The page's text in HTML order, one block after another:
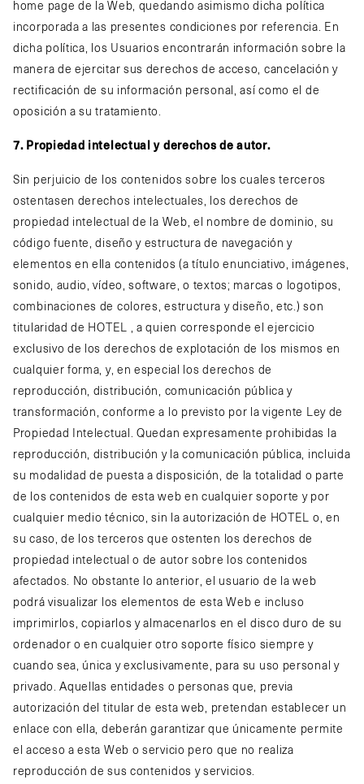
home page de la Web, quedando asimismo dicha política
incorporada a las presentes condiciones por referencia. En
dicha política, los Usuarios encontrarán información sobre la
manera de ejercitar sus derechos de acceso, cancelación y
rectificación de su información personal, así como el de
oposición a su tratamiento.
7. Propiedad intelectual y derechos de autor.
Sin perjuicio de los contenidos sobre los cuales terceros
ostentasen derechos intelectuales, los derechos de
propiedad intelectual de la Web, el nombre de dominio, su
código fuente, diseño y estructura de navegación y
elementos en ella contenidos (a título enunciativo, imágenes,
sonido, audio, vídeo, software, o textos; marcas o logotipos,
combinaciones de colores, estructura y diseño, etc.) son
titularidad de HOTEL , a quien corresponde el ejercicio
exclusivo de los derechos de explotación de los mismos en
cualquier forma, y, en especial los derechos de
reproducción, distribución, comunicación pública y
transformación, conforme a lo previsto por la vigente Ley de
Propiedad Intelectual. Quedan expresamente prohibidas la
reproducción, distribución y la comunicación pública, incluida
su modalidad de puesta a disposición, de la totalidad o parte
de los contenidos de esta web en cualquier soporte y por
cualquier medio técnico, sin la autorización de HOTEL o, en
su caso, de los terceros que ostenten los derechos de
propiedad intelectual o de autor sobre los contenidos
afectados. No obstante lo anterior, el usuario de la web
podrá visualizar los elementos de esta Web e incluso
imprimirlos, copiarlos y almacenarlos en el disco duro de su
ordenador o en cualquier otro soporte físico siempre y
cuando sea, única y exclusivamente, para su uso personal y
privado. Aquellas entidades o personas que, previa
autorización del titular de esta web, pretendan establecer un
enlace con ella, deberán garantizar que únicamente permite
el acceso a esta Web o servicio pero que no realiza
reproducción de sus contenidos y servicios.